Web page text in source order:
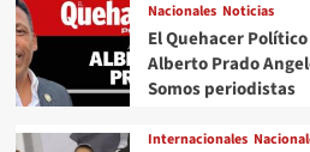
Nacionales Noticias
El Quehacer
Alberto Prado
Somos periodistas
Internacionales